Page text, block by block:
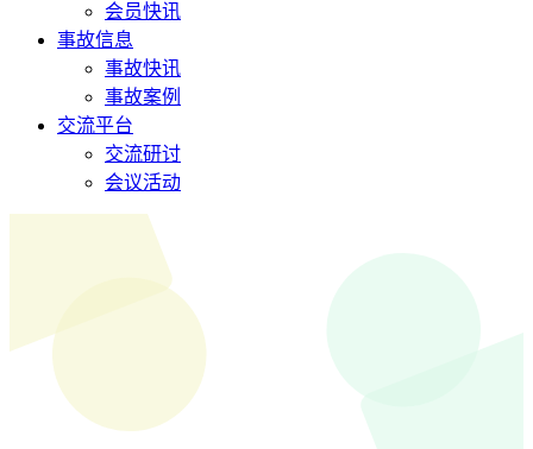
会员快讯
事故信息
事故快讯
事故案例
交流平台
交流研讨
会议活动